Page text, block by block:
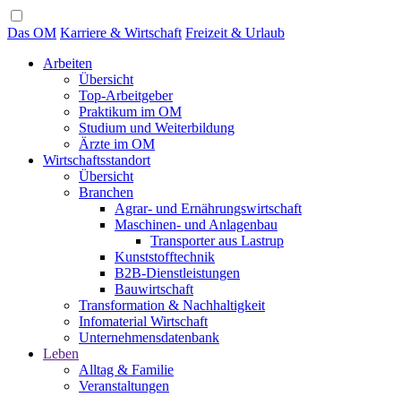
Das OM Karriere & Wirtschaft Freizeit & Urlaub
Arbeiten
Übersicht
Top-Arbeitgeber
Praktikum im OM
Studium und Weiterbildung
Ärzte im OM
Wirtschaftsstandort
Übersicht
Branchen
Agrar- und Ernährungswirtschaft
Maschinen- und Anlagenbau
Transporter aus Lastrup
Kunststofftechnik
B2B-Dienstleistungen
Bauwirtschaft
Transformation & Nachhaltigkeit
Infomaterial Wirtschaft
Unternehmensdatenbank
Leben
Alltag & Familie
Veranstaltungen